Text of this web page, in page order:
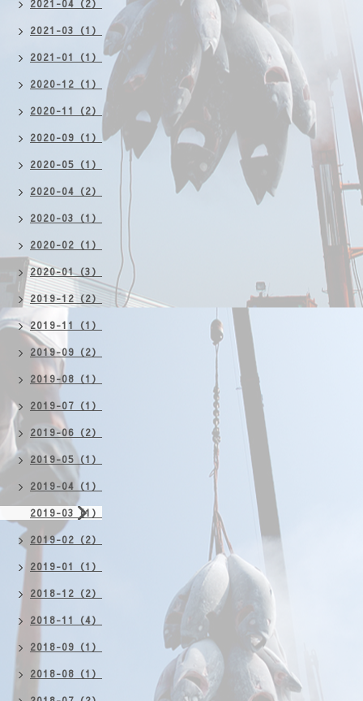
2021-04（2）
2021-03（1）
2021-01（1）
2020-12（1）
2020-11（2）
2020-09（1）
2020-05（1）
2020-04（2）
2020-03（1）
2020-02（1）
2020-01（3）
2019-12（2）
2019-11（1）
2019-09（2）
2019-08（1）
2019-07（1）
2019-06（2）
2019-05（1）
2019-04（1）
2019-03（1）
2019-02（2）
2019-01（1）
2018-12（2）
2018-11（4）
2018-09（1）
2018-08（1）